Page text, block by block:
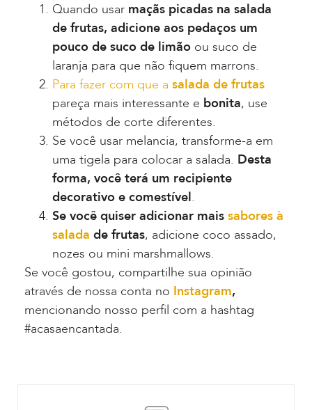
Quando usar maçãs picadas na salada
de frutas, adicione aos pedaços um
pouco de suco de limão ou suco de
laranja para que não fiquem marrons.
Para fazer com que a salada de frutas
pareça mais interessante e bonita, use
métodos de corte diferentes.
Se você usar melancia, transforme-a em
uma tigela para colocar a salada. Desta
forma, você terá um recipiente
decorativo e comestível.
Se você quiser adicionar mais sabores à
salada de frutas, adicione coco assado,
nozes ou mini marshmallows.
Se você gostou, compartilhe sua opinião
através de nossa conta no Instagram,
mencionando nosso perfil com a hashtag
#acasaencantada.